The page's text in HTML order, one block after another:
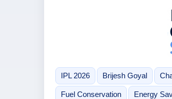
IPL 2026 Brijesh Goyal
Fuel Conservation Energy